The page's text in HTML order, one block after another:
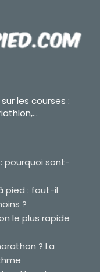
les courses :
pourquoi sont-
pied : faut-il
?
le plus rapide
? La